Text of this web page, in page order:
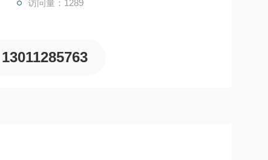
访问量：1289
13011285763